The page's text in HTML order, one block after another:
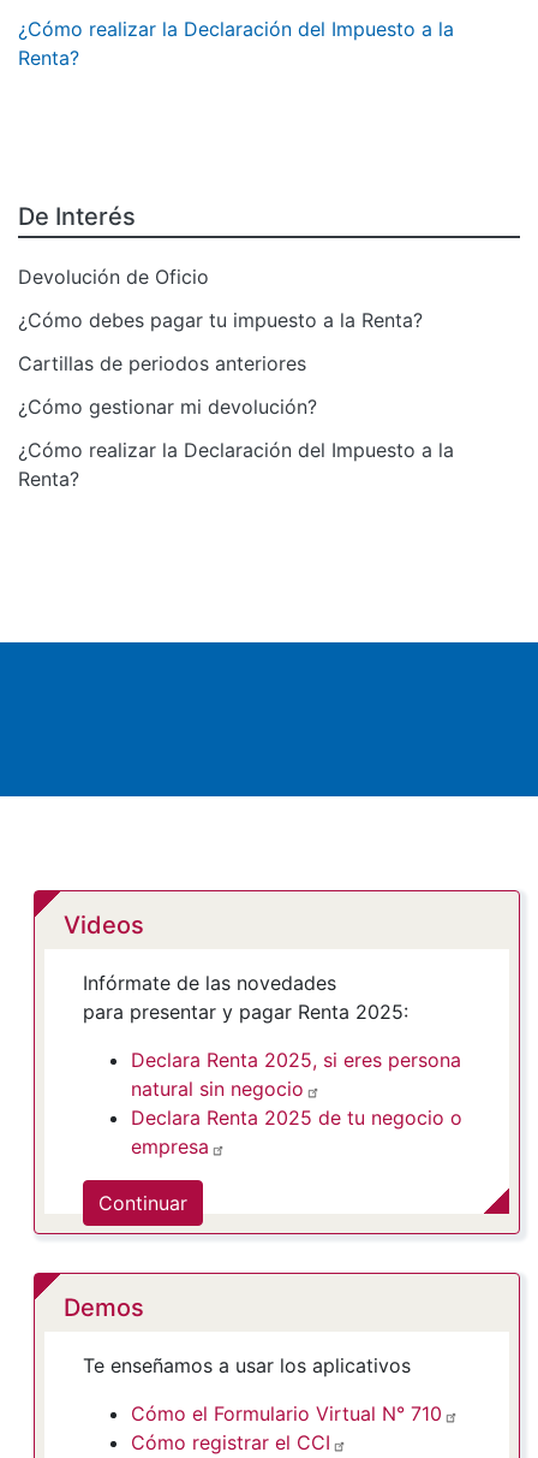
¿Cómo realizar la Declaración del Impuesto a la
Renta?
De Interés
Devolución de Oficio
¿Cómo debes pagar tu impuesto a la Renta?
Cartillas de periodos anteriores
¿Cómo gestionar mi devolución?
¿Cómo realizar la Declaración del Impuesto a la
Renta?
Videos
Infórmate de las novedades
para presentar y pagar Renta 2025:
Declara Renta 2025, si eres persona
natural sin negocio
Declara Renta 2025 de tu negocio o
empresa
Continuar
Demos
Te enseñamos a usar los aplicativos
Cómo el Formulario Virtual N° 710
Cómo registrar el CCI